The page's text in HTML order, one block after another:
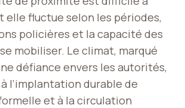
fluctue selon les périodes,
policières et la capacité des
se mobiliser. Le climat, marqué
défiance envers les autorités,
l’implantation durable de
et à la circulation